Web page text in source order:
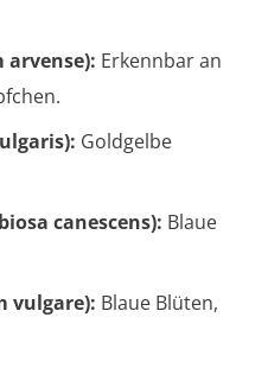
arvense): Erkennbar an
Goldgelbe
canescens): Blaue
vulgare): Blaue Blüten,